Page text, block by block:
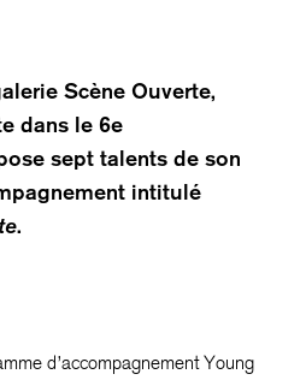
Scène Ouverte,
dans le 6e
sept talents de son
intitulé
.
d’accompagnement Young